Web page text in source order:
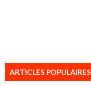
ARTICLES POPULAIRES